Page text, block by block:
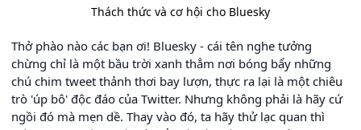
Thách thức và cơ hội cho Bluesky
Thở phào nào các bạn ơi! Bluesky - cái tên nghe tưởng
chừng chỉ là một bầu trời xanh thẳm nơi bóng bẩy những
chú chim tweet thảnh thơi bay lượn, thực ra lại là một chiêu
trò 'úp bô' độc đáo của Twitter. Nhưng không phải là hãy cứ
ngồi đó mà mẹn dề. Thay vào đó, ta hãy thử lạc quan thì